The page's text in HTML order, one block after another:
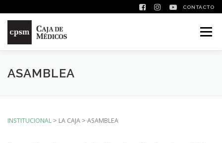
CONTACTO
Menú
ASAMBLEA
INSTITUCIONAL > LA CAJA > ASAMBLEA